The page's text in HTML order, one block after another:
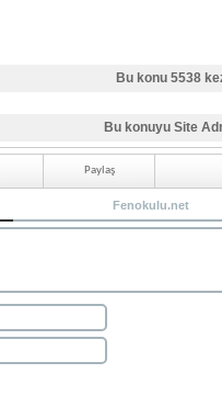
Bu konu 5538
Bu konuyu Site
Paylaş
Fenokulu.net